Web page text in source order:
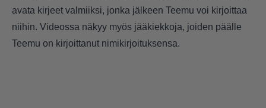
avata kirjeet valmiiksi, jonka jälkeen Teemu voi kirjoittaa
niihin. Videossa näkyy myös jääkiekkoja, joiden päälle
Teemu on kirjoittanut nimikirjoituksensa.